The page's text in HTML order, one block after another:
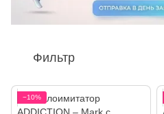
Фильтр
−10%